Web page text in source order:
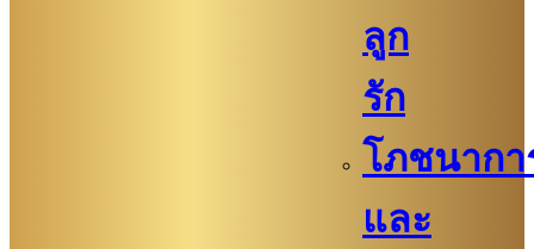
ลูก
รัก
โภชนากา
และ